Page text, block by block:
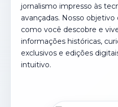
jornalismo impresso às
avançadas. Nosso
como você descobre e
informações históricas,
exclusivos e edições
intuitivo.